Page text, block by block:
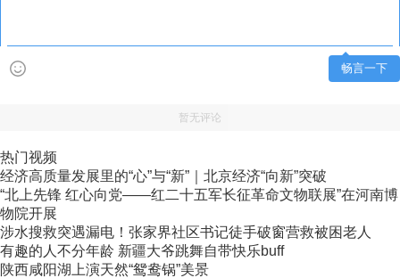
畅言一下
暂无评论
热门视频
经济高质量发展里的“心”与“新”｜北京经济“向新”突破
“北上先锋 红心向党——红二十五军长征革命文物联展”在河南博
物院开展
涉水搜救突遇漏电！张家界社区书记徒手破窗营救被困老人
有趣的人不分年龄 新疆大爷跳舞自带快乐buff
陕西咸阳湖上演天然“鸳鸯锅”美景